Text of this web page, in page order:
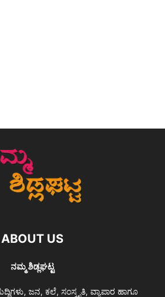
ABOUT US
ನಮ್ಮ ಶಿಡ್ಲಘಟ್ಟ
ಜನ, ಕಲೆ, ಸಂಸ್ಕೃತಿ, ವ್ಯಾಪಾರ ಹಾಗೂ